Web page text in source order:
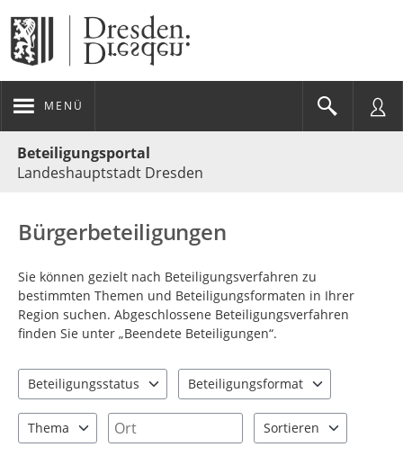
MENÜ
Beteiligungsportal
Landeshauptstadt Dresden
Bürgerbeteiligungen
Sie können gezielt nach Beteiligungsverfahren zu
bestimmten Themen und Beteiligungsformaten in Ihrer
Region suchen. Abgeschlossene Beteiligungsverfahren
finden Sie unter „Beendete Beteiligungen“.
Beteiligungsstatus
Beteiligungsformat
Thema
Ort
Sortieren